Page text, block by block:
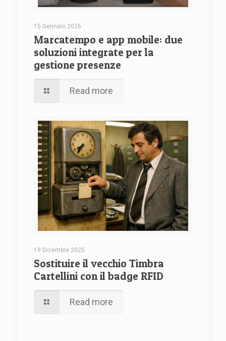
15 Gennaio 2026
Marcatempo e app mobile: due
soluzioni integrate per la
gestione presenze
Read more
19 Dicembre 2025
Sostituire il vecchio Timbra
Cartellini con il badge RFID
Read more